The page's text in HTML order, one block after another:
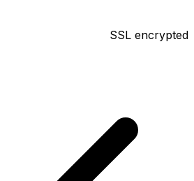
SSL encrypted